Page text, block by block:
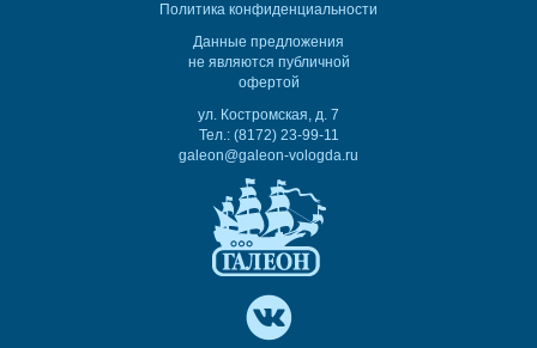
Политика конфиденциальности
Данные предложения
не являются публичной
офертой
ул. Костромская, д. 7
Тел.: (8172) 23-99-11
galeon@galeon-vologda.ru